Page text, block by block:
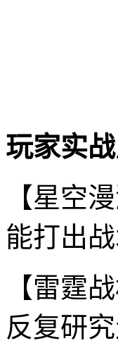
玩家实战
【星空
能打出
【雷霆
反复研